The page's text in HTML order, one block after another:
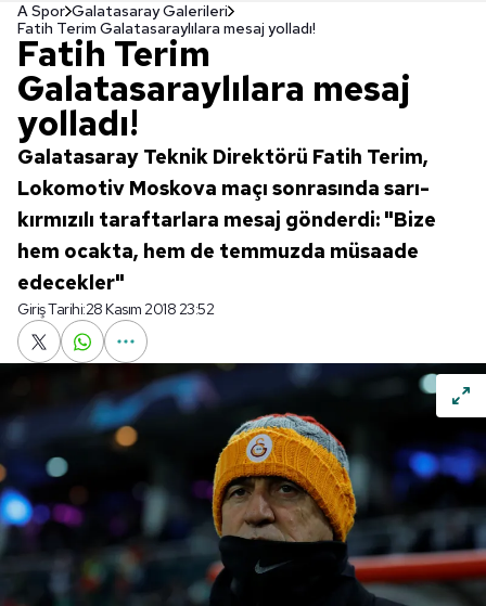
A Spor Galatasaray Galerileri
Fatih Terim Galatasaraylılara mesaj yolladı!
Fatih Terim
Galatasaraylılara mesaj
yolladı!
Galatasaray Teknik Direktörü Fatih Terim,
Lokomotiv Moskova maçı sonrasında sarı-
kırmızılı taraftarlara mesaj gönderdi: "Bize
hem ocakta, hem de temmuzda müsaade
edecekler"
Giriş Tarihi:28 Kasım 2018 23:52